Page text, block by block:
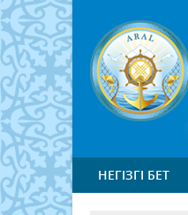
НЕГІЗГІ БЕТ